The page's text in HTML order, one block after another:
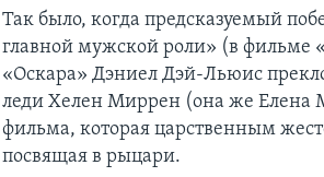
Так было, когда предсказуемый
главной мужской роли» (в фильме
«Оскара» Дэниел Дэй-Льюис
леди Хелен Миррен (она же Елена
фильма, которая царственным
посвящая в рыцари.